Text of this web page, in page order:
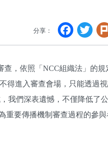
分享：
，依照「NCC組織法」的規
得進入審查會場，只能透過
我們深表遺憾，不僅降低了
重要傳播機制審查過程的參與